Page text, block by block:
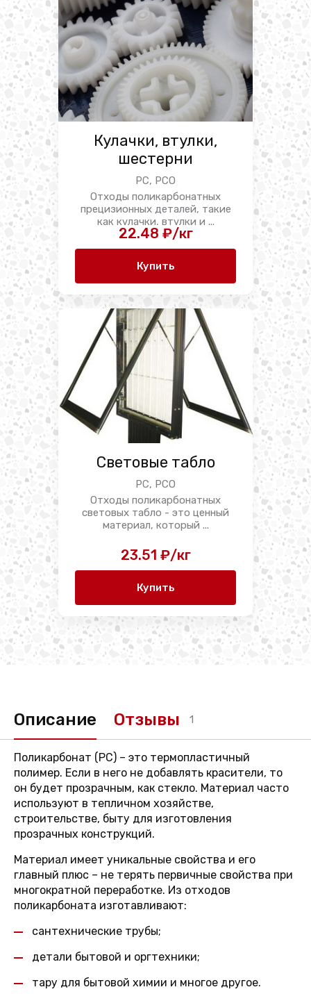
Кулачки, втулки,
шестерни
PC, PCO
Отходы поликарбонатных
прецизионных деталей, такие
как кулачки, втулки и ...
22.48 ₽/кг
Купить
Световые табло
PC, PCO
Отходы поликарбонатных
световых табло - это ценный
материал, который ...
23.51 ₽/кг
Купить
Описание Отзывы 1
Поликарбонат (PC) – это термопластичный
полимер. Если в него не добавлять красители, то
он будет прозрачным, как стекло. Материал часто
используют в тепличном хозяйстве,
строительстве, быту для изготовления
прозрачных конструкций.
Материал имеет уникальные свойства и его
главный плюс – не терять первичные свойства при
многократной переработке. Из отходов
поликарбоната изготавливают:
сантехнические трубы;
детали бытовой и оргтехники;
тару для бытовой химии и многое другое.